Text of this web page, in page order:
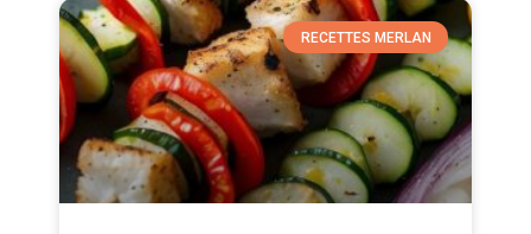
RECETTES MERLAN